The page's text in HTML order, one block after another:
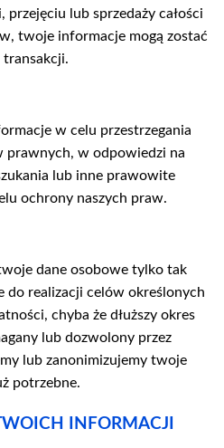
przejęciu lub sprzedaży całości
twoje informacje mogą zostać
transakcji.
w celu przestrzegania
prawnych, w odpowiedzi na
lub inne prawowite
ochrony naszych praw.
dane osobowe tylko tak
do realizacji celów określonych
chyba że dłuższy okres
lub dozwolony przez
lub zanonimizujemy twoje
potrzebne.
INFORMACJI